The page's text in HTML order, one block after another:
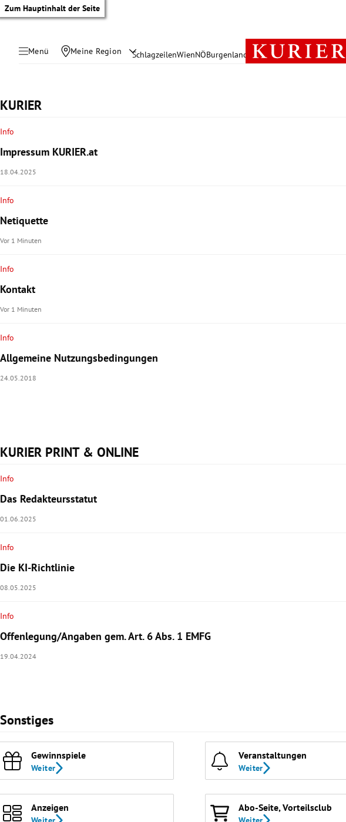
Zum Hauptinhalt der Seite
Menü Meine Region SchlagzeilenWienNÖBurgenland Österreich PolitikWirtschaft
Untermenü
Untermenü
Untermenü
Untermenü
KURIER
Info
Impressum KURIER.at
18.04.2025
Info
Netiquette
Vor 1 Minuten
Info
Kontakt
Vor 1 Minuten
Info
Allgemeine Nutzungsbedingungen
24.05.2018
KURIER PRINT & ONLINE
Info
Das Redakteursstatut
01.06.2025
Info
Die KI-Richtlinie
08.05.2025
Info
Offenlegung/Angaben gem. Art. 6 Abs. 1 EMFG
19.04.2024
Sonstiges
Gewinnspiele
Weiter
Veranstaltungen
Weiter
Anzeigen Abo-Seite, Vorteilsclub